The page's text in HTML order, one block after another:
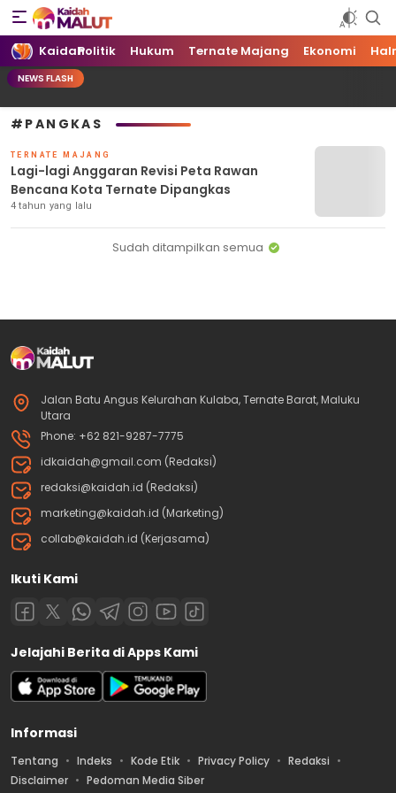
Kaidah Maluku Utara
Kaidah Maluku Utara
KaidahPolitik Hukum Ternate Majang Ekonomi
NEWS FLASH
#PANGKAS
TERNATE MAJANG
Lagi-lagi Anggaran Revisi Peta Rawan
Bencana Kota Ternate Dipangkas
4 tahun yang lalu
Sudah ditampilkan semua
Jalan Batu Angus Kelurahan Kulaba, Ternate Barat, Maluku
Utara
Phone: +62 821-9287-7775
idkaidah@gmail.com (Redaksi)
redaksi@kaidah.id (Redaksi)
marketing@kaidah.id (Marketing)
collab@kaidah.id (Kerjasama)
Ikuti Kami
Jelajahi Berita di Apps Kami
Informasi
Tentang Indeks Kode Etik Privacy Policy
Redaksi
Disclaimer
Pedoman Media Siber